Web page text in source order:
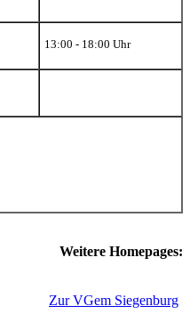
13:00 - 18:00 Uhr
Weitere Homepages:
Zur VGem Siegenburg